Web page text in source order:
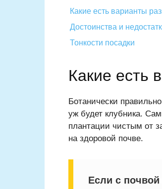
Какие есть варианты
Достоинства и
Тонкости посадки
Какие есть
Ботанически
уж будет клубника.
плантации чистым от
на здоровой почве.
Если с почвой